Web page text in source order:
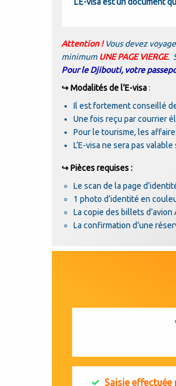
Attention !Vous devez
minimum UNE PAGE VIERGE.
Pour le Djibouti, votre
↪ Modalités de l’E-visa:
Il est fortement conseillé
Une fois reçu par courrier
Pour le tourisme, les
L’E-visa ne sera pas
↪ Pièces requises :
Le scan de la page
1 photo d’identité en
La copie des billets
La confirmation d’une
Saisie